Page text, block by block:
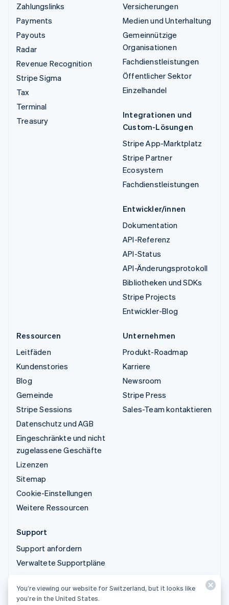
Zahlungslinks
Payments
Payouts
Radar
Revenue Recognition
Stripe Sigma
Tax
Terminal
Treasury
Versicherungen
Medien und Unterhaltung
Gemeinnützige
Organisationen
Fachdienstleistungen
Öffentlicher Sektor
Einzelhandel
Integrationen und
Custom-Lösungen
Stripe App-Marktplatz
Stripe Partner
Ecosystem
Fachdienstleistungen
Entwickler/innen
Dokumentation
API-Referenz
API-Status
API-Änderungsprotokoll
Bibliotheken und SDKs
Stripe Projects
Entwickler-Blog
Ressourcen
Leitfäden
Kundenstories
Blog
Gemeinde
Stripe Sessions
Datenschutz und AGB
Eingeschränkte und nicht
zugelassene Geschäfte
Lizenzen
Sitemap
Cookie-Einstellungen
Weitere Ressourcen
Unternehmen
Produkt-Roadmap
Karriere
Newsroom
Stripe Press
Sales-Team kontaktieren
Support
Support anfordern
Verwaltete Supportpläne
© 2026 Stripe, LLC
You’re viewing our website for Switzerland, but it looks like
you’re in the United States.